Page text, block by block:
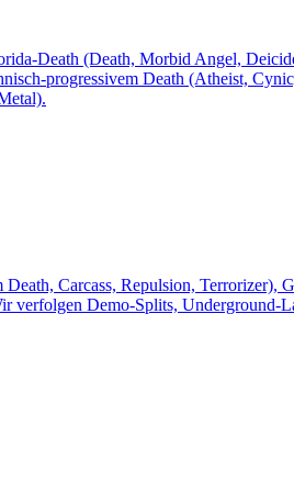
Death (Death, Morbid Angel,
progressivem Death (Atheist,
Carcass, Repulsion,
verfolgen Demo-Splits,